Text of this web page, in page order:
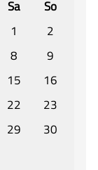
Sa
So
1
2
8
9
15
16
22
23
29
30